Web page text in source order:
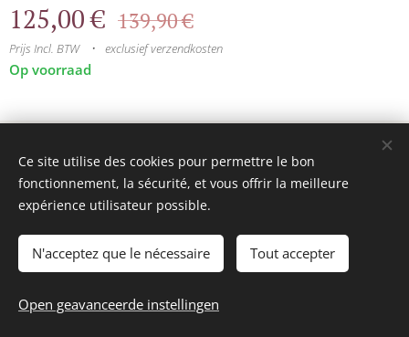
125,00€ 139,90€
Prijs Incl. BTW exclusief verzendkosten
Op voorraad
Toevoegen aan de winkelwagen
mini model rails
Talen
Français
Nederlands
Ce site utilise des cookies pour permettre le bon
fonctionnement, la sécurité, et vous offrir la meilleure
expérience utilisateur possible.
N'acceptez que le nécessaire Tout accepter
Open geavanceerde instellingen